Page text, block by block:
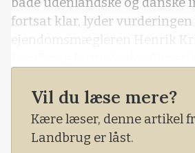
fortsat klar, lyder vurderingen
ejendomsmægleren Henrik
- Lige nu er det hovedsageligt
planteavlsgårde, der
også efterspørgsel efter
smågriseproduktion og
Vil du læse mere?
Kære læser, denne artikel
Landbrug er låst.